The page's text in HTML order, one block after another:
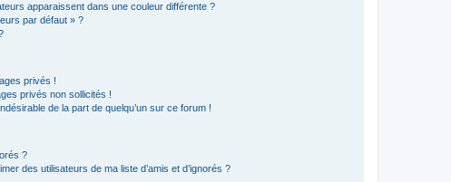
apparaissent dans une couleur différente ?
par défaut » ?
privés !
privés non sollicités !
de la part de quelqu’un sur ce forum !
?
des utilisateurs de ma liste d’amis et d’ignorés ?